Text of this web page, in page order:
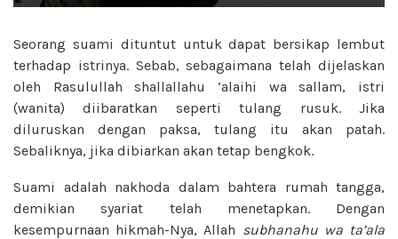
Seorang suami dituntut untuk dapat bersikap lembut
terhadap istrinya. Sebab, sebagaimana telah dijelaskan
oleh Rasulullah shallallahu ‘alaihi wa sallam, istri
(wanita) diibaratkan seperti tulang rusuk. Jika
diluruskan dengan paksa, tulang itu akan patah.
Sebaliknya, jika dibiarkan akan tetap bengkok.
Suami adalah nakhoda dalam bahtera rumah tangga,
demikian syariat telah menetapkan. Dengan
kesempurnaan hikmah-Nya, Allah subhanahu wa ta’ala